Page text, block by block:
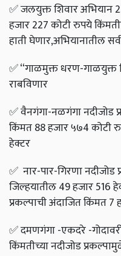
✅जलयुक्त शिवार अभियान
हजार 227 कोटी रुपये
हाती घेणार,अभियानातील
✅“गाळमुक्त धरण-गाळयुक्त
राबविणार
✅वैनगंगा-नळगंगा नदीजोड
किंमत 88 हजार ५७4 कोटी
हेक्टर
✅ नार-पार-गिरणा
जिल्हयातील 49 हजार 516
प्रकल्पाची अंदाजित किंमत
✅दमणगंगा -एकदरे -
किंमतीच्या नदीजोड